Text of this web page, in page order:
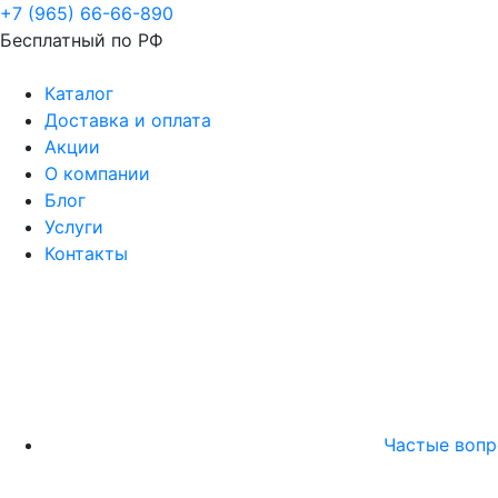
+7 (965) 66-66-890
Бесплатный по РФ
Каталог
Доставка и оплата
Акции
О компании
Блог
Услуги
Контакты
Частые